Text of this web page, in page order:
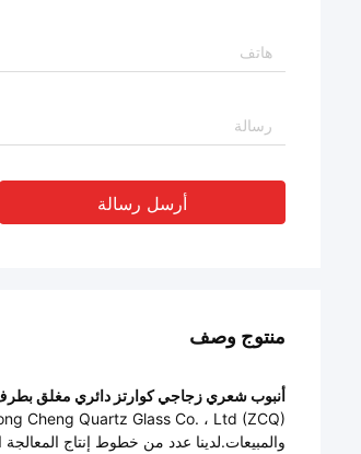
أرسل رسالة
منتوج وصف
أنبوب شعري زجاجي كوارتز دائري مغلق
والمبيعات.لدينا عدد من خطوط إنتاج المعالجة